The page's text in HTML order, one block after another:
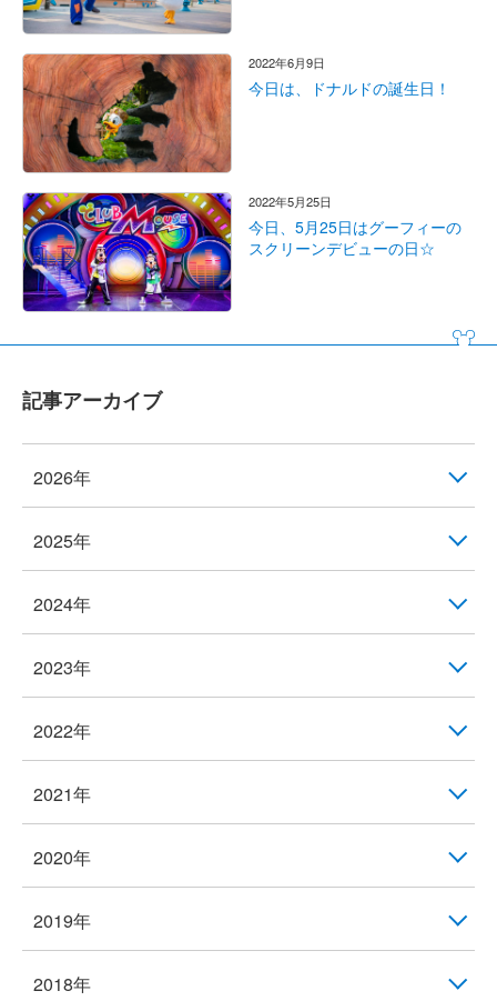
2022年6月9日
今日は、ドナルドの誕生日！
2022年5月25日
今日、5月25日はグーフィーの
スクリーンデビューの日☆
記事アーカイブ
2026年
2025年
2024年
2023年
2022年
2021年
2020年
2019年
2018年